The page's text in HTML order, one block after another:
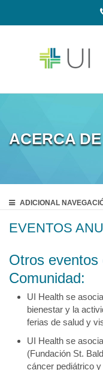
ACERCA
ADICIONAL
EVENTOS
Otros
Comunidad:
UI Health se
bienestar y la
ferias de salud y
UI Health se
(Fundación St.
cáncer pediátrico